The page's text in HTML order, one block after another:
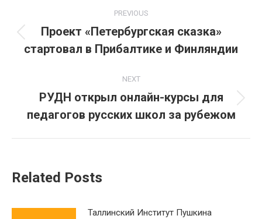
navigation
PREVIOUS
Previous
post:
Проект «Петербургская сказка»
стартовал в Прибалтике и Финляндии
NEXT
Next
post:
РУДН открыл онлайн-курсы для
педагогов русских школ за рубежом
Related Posts
Таллинский Институт Пушкина